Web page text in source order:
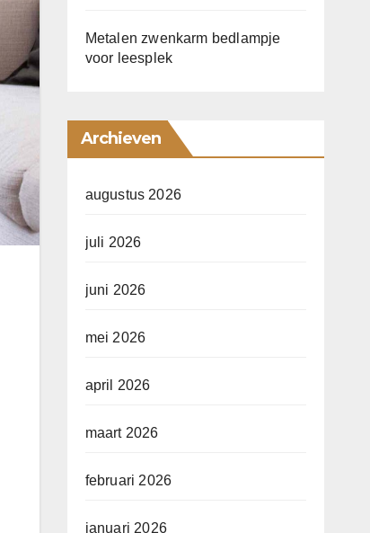
Metalen zwenkarm bedlampje
voor leesplek
Archieven
augustus 2026
juli 2026
juni 2026
mei 2026
april 2026
maart 2026
februari 2026
januari 2026